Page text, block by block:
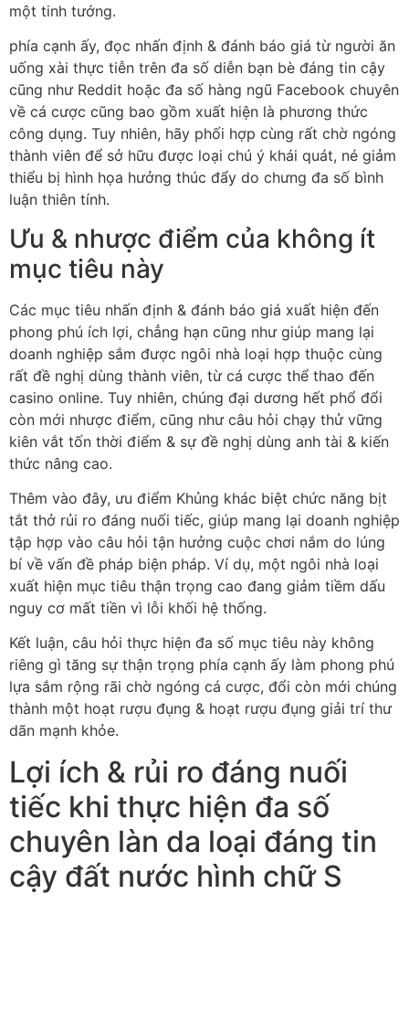
một tinh tướng.
phía cạnh ấy, đọc nhấn định & đánh báo giá từ người ăn
uống xài thực tiễn trên đa số diễn bạn bè đáng tin cậy
cũng như Reddit hoặc đa số hàng ngũ Facebook chuyên
về cá cược cũng bao gồm xuất hiện là phương thức
công dụng. Tuy nhiên, hãy phối hợp cùng rất chờ ngóng
thành viên để sở hữu được loại chú ý khái quát, né giảm
thiểu bị hình họa hưởng thúc đẩy do chưng đa số bình
luận thiên tính.
Ưu & nhược điểm của không ít
mục tiêu này
Các mục tiêu nhấn định & đánh báo giá xuất hiện đến
phong phú ích lợi, chẳng hạn cũng như giúp mang lại
doanh nghiệp sắm được ngôi nhà loại hợp thuộc cùng
rất đề nghị dùng thành viên, từ cá cược thể thao đến
casino online. Tuy nhiên, chúng đại dương hết phổ đổi
còn mới nhược điểm, cũng như câu hỏi chạy thử vững
kiên vắt tốn thời điểm & sự đề nghị dùng anh tài & kiến
thức nâng cao.
Thêm vào đây, ưu điểm Khủng khác biệt chức năng bịt
tắt thở rủi ro đáng nuối tiếc, giúp mang lại doanh nghiệp
tập hợp vào câu hỏi tận hưởng cuộc chơi nắm do lúng
bí về vấn đề pháp biện pháp. Ví dụ, một ngôi nhà loại
xuất hiện mục tiêu thận trọng cao đang giảm tiềm dấu
nguy cơ mất tiền vì lỗi khối hệ thống.
Kết luận, câu hỏi thực hiện đa số mục tiêu này không
riêng gì tăng sự thận trọng phía cạnh ấy làm phong phú
lựa sắm rộng rãi chờ ngóng cá cược, đổi còn mới chúng
thành một hoạt rượu đụng & hoạt rượu đụng giải trí thư
dãn mạnh khỏe.
Lợi ích & rủi ro đáng nuối
tiếc khi thực hiện đa số
chuyên làn da loại đáng tin
cậy đất nước hình chữ S